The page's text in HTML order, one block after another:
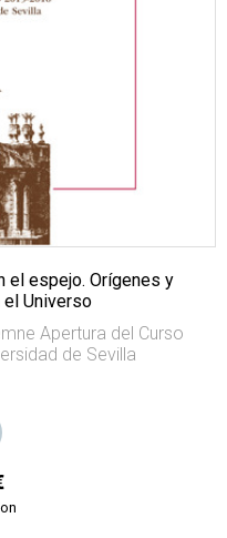
el espejo. Orígenes y
Universo
Apertura del Curso
de Sevilla